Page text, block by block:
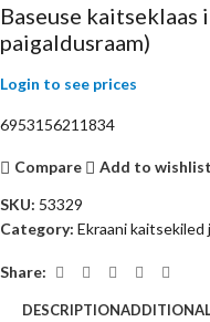
Baseuse kaitseklaas
paigaldusraam)
Login to see prices
6953156211834
Compare
Add to wishlist
SKU: 53329
Category: Ekraani kaitsekiled
Share:
DESCRIPTION